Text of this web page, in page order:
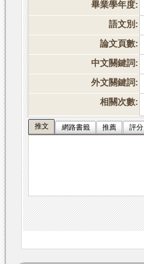
畢業學年度:
語文別:
論文頁數:
中文關鍵詞:
外文關鍵詞:
相關次數:
推文 網路書籤 推薦 評分